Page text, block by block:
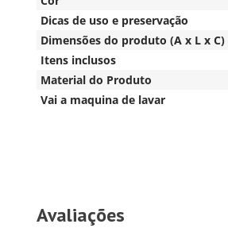
Dicas de uso e preservação
Dimensões do produto (A x L x C)
Itens inclusos
Material do Produto
Vai a maquina de lavar
Avaliações